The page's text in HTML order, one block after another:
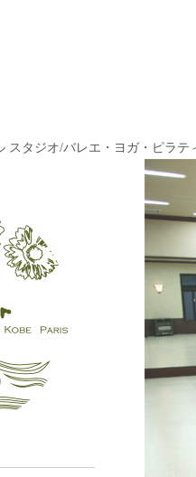
】オーガ
す。
ン「ファシオール」。福山市に
ガニックコスメ・商品にこだわ
スタジオ/バレエ・ヨガ・ピラテ